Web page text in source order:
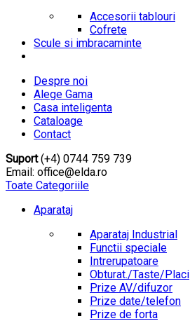
Accesorii tablouri
Cofrete
Scule si imbracaminte
Despre noi
Alege Gama
Casa inteligenta
Cataloage
Contact
Suport(+4) 0744 759 739
Email: office@elda.ro
Toate Categoriile
Aparataj
Aparataj Industrial
Functii speciale
Intrerupatoare
Obturat./Taste/Placi
Prize AV/difuzor
Prize date/telefon
Prize de forta